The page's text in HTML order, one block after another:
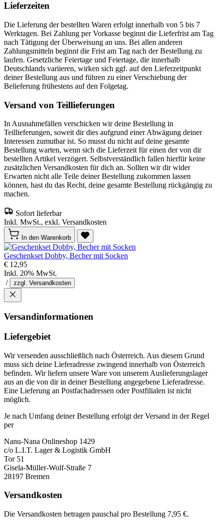
Lieferzeiten
Die Lieferung der bestellten Waren erfolgt innerhalb von 5 bis 7
Werktagen. Bei Zahlung per Vorkasse beginnt die Lieferfrist am Tag
nach Tätigung der Überweisung an uns. Bei allen anderen
Zahlungsmitteln beginnt die Frist am Tag nach der Bestellung zu
laufen. Gesetzliche Feiertage und Feiertage, die innerhalb
Deutschlands variieren, wirken sich ggf. auf den Lieferzeitpunkt
deiner Bestellung aus und führen zu einer Verschiebung der
Belieferung frühestens auf den Folgetag.
Versand von Teillieferungen
In Ausnahmefällen verschicken wir deine Bestellung in
Teillieferungen, soweit dir dies aufgrund einer Abwägung deiner
Interessen zumutbar ist. So musst du nicht auf deine gesamte
Bestellung warten, wenn sich die Lieferzeit für einen der von dir
bestellten Artikel verzögert. Selbstverständlich fallen hierfür keine
zusätzlichen Versandkosten für dich an. Sollten wir dir wider
Erwarten nicht alle Teile deiner Bestellung zukommen lassen
können, hast du das Recht, deine gesamte Bestellung rückgängig zu
machen.
Sofort lieferbar
Inkl. MwSt., exkl. Versandkosten
In den Warenkorb
Geschenkset Dobby, Becher mit Socken
€ 12,95
Inkl. 20% MwSt.
/
zzgl. Versandkosten
Versandinformationen
Liefergebiet
Wir versenden ausschließlich nach Österreich. Aus diesem Grund
muss sich deine Lieferadresse zwingend innerhalb von Österreich
befinden. Wir liefern unsere Ware von unserem Auslieferungslager
aus an die von dir in deiner Bestellung angegebene Lieferadresse.
Eine Lieferung an Postfachadressen oder Postfilialen ist nicht
möglich.
Je nach Umfang deiner Bestellung erfolgt der Versand in der Regel
per
Nanu-Nana Onlineshop 1429
c/o L.I.T. Lager & Logistik GmbH
Tor 51
Gisela-Müller-Wolf-Straße 7
28197 Bremen
Versandkosten
Die Versandkosten betragen pauschal pro Bestellung 7,95 €.